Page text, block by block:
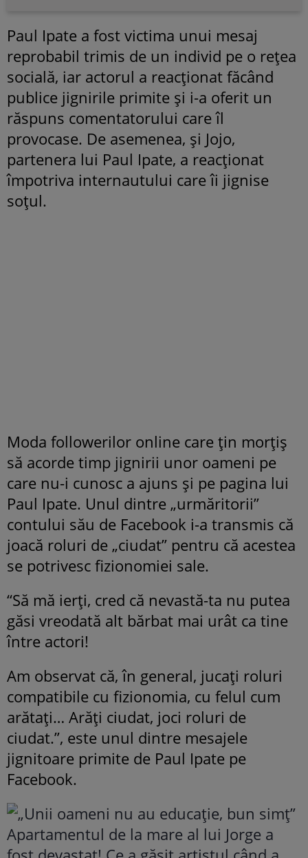
Paul Ipate a fost victima unui mesaj
reprobabil trimis de un individ pe o rețea
socială, iar actorul a reacționat făcând
publice jignirile primite și i-a oferit un
răspuns comentatorului care îl
provocase. De asemenea, și Jojo,
partenera lui Paul Ipate, a reacționat
împotriva internautului care îi jignise
soțul.
Moda followerilor online care țin morțiș
să acorde timp jignirii unor oameni pe
care nu-i cunosc a ajuns și pe pagina lui
Paul Ipate. Unul dintre „urmăritorii”
contului său de Facebook i-a transmis că
joacă roluri de „ciudat” pentru că acestea
se potrivesc fizionomiei sale.
“Să mă ierți, cred că nevastă-ta nu putea
găsi vreodată alt bărbat mai urât ca tine
între actori!
Am observat că, în general, jucați roluri
compatibile cu fizionomia, cu felul cum
arătați… Arăți ciudat, joci roluri de
ciudat.”, este unul dintre mesajele
jignitoare primite de Paul Ipate pe
Facebook.